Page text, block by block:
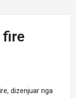
fire
, dizenjuar nga